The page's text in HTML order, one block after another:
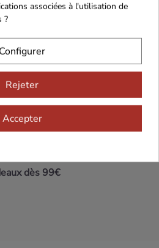
Paiement Sécurisé
Livraison 24h/48h
dès 99€
associées à l'utilisation de
?
Configurer
Rejeter
Accepter